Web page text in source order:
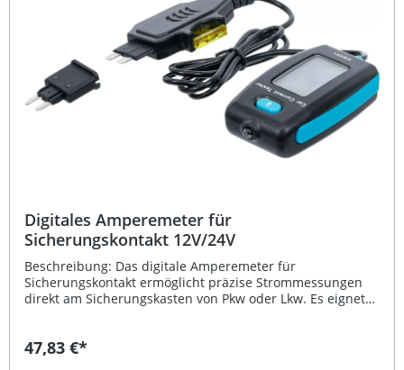
Digitales Amperemeter für
Sicherungskontakt 12V/24V
Beschreibung: Das digitale Amperemeter für
Sicherungskontakt ermöglicht präzise Strommessungen
direkt am Sicherungskasten von Pkw oder Lkw. Es eignet
einfach anstelle der originalen Sicherung eingesetzt –
47,83 €*